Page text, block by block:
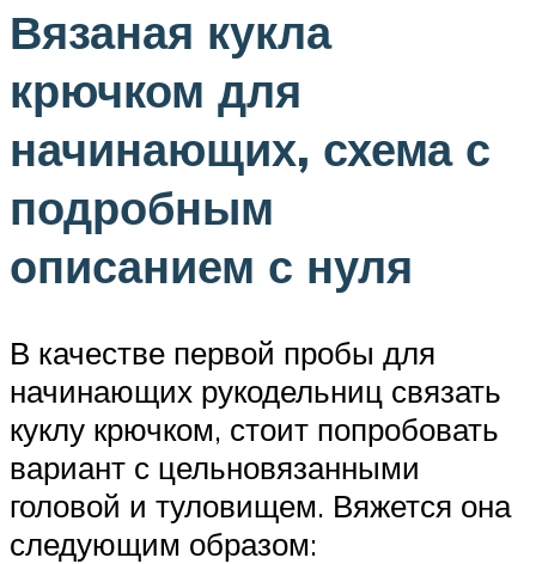
Вязаная кукла
крючком для
начинающих, схема с
подробным
описанием с нуля
В качестве первой пробы для
начинающих рукодельниц связать
куклу крючком, стоит попробовать
вариант с цельновязанными
головой и туловищем. Вяжется она
следующим образом: